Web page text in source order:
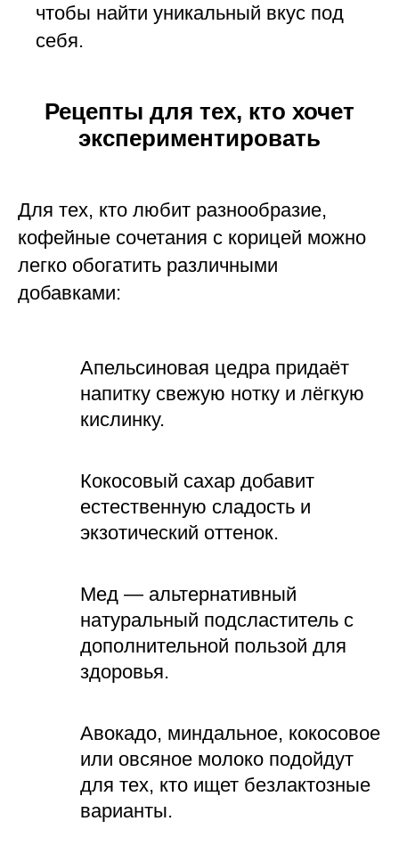
чтобы найти уникальный вкус под
себя.
Рецепты для тех, кто хочет
экспериментировать
Для тех, кто любит разнообразие,
кофейные сочетания с корицей можно
легко обогатить различными
добавками:
Апельсиновая цедра придаёт
напитку свежую нотку и лёгкую
кислинку.
Кокосовый сахар добавит
естественную сладость и
экзотический оттенок.
Мед — альтернативный
натуральный подсластитель с
дополнительной пользой для
здоровья.
Авокадо, миндальное, кокосовое
или овсяное молоко подойдут
для тех, кто ищет безлактозные
варианты.